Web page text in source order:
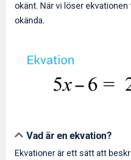
okänt. När vi löser ekvationen
okända.
Vad är en ekvation?
Ekvationer är ett sätt att